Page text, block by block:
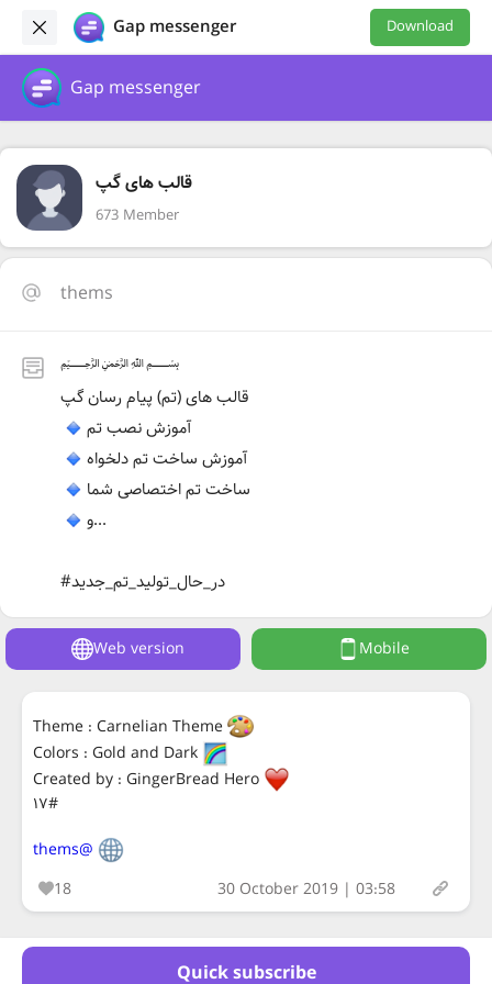
Gap messenger Download
Gap messenger
قالب های گپ
673 Member
thems
﷽
قالب های (تم) پیام رسان گپ
آموزش نصب تم
آموزش ساخت تم دلخواه
ساخت تم اختصاصی شما
و...
#در_حال_تولید_تم_جدید
Quick subscribe
Web version Mobile
#١٧
@thems
18
30 October 2019 | 03:58